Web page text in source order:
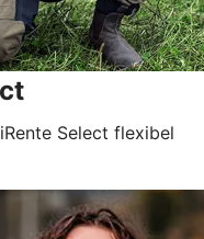
Select flexibel